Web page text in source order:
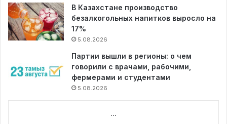
В Казахстане производство
безалкогольных напитков выросло на
17%
5.08.2026
Партии вышли в регионы: о чем
говорили с врачами, рабочими,
фермерами и студентами
5.08.2026
...